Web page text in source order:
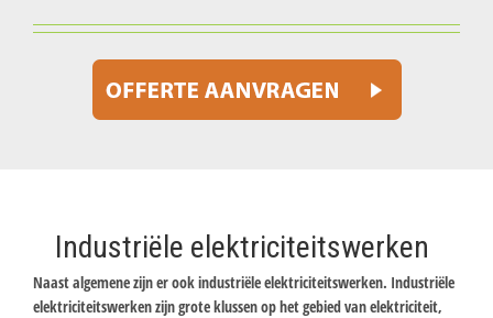
Industriële elektriciteitswerken
Naast algemene zijn er ook industriële elektriciteitswerken. Industriële
elektriciteitswerken zijn grote klussen op het gebied van elektriciteit,